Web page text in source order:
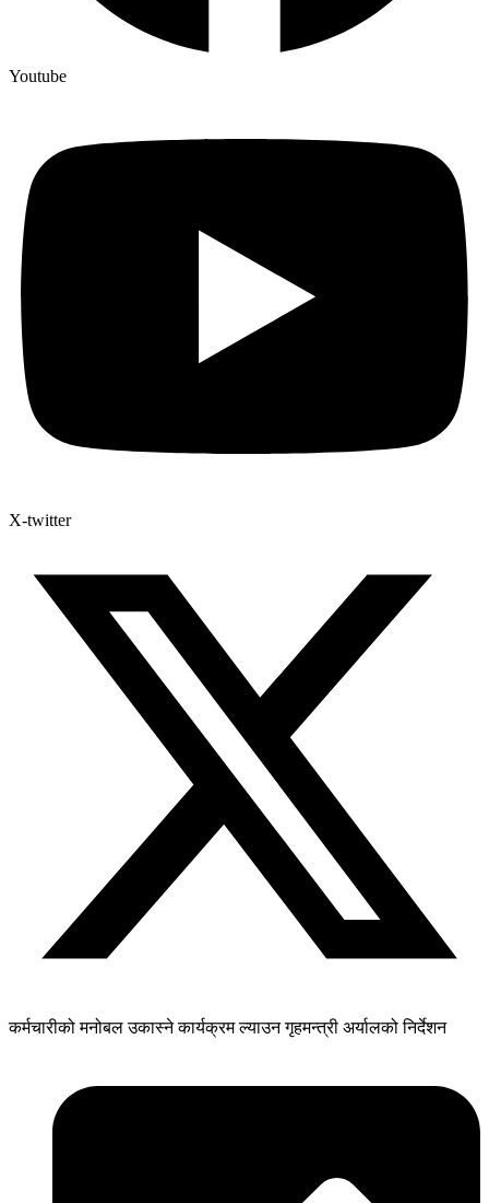
Youtube
X-twitter
कर्मचारीको मनोबल उकास्ने कार्यक्रम ल्याउन गृहमन्त्री अर्यालको निर्देशन